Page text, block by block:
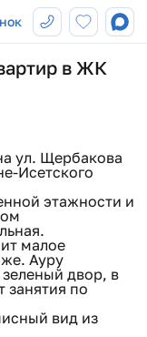
в ЖК
ул. Щербакова
Исетского
этажности и
малое
Ауру
двор, в
занятия по
вид из